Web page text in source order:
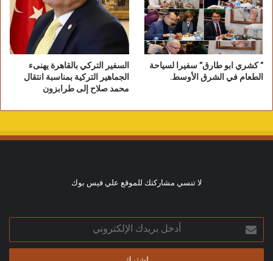
” كشري ابو طارق” سفيرا لسياحة
الطعام في الشرق الأوسط.
السفير التركي بالقاهرة يهنىء
الجماهير التركية بمناسبة انتقال
محمد صلاح إلى طرابزون
لا تنسي مشاركتك للموقع علي فيس بوك
أدخل
بريدك
الإلكتروني